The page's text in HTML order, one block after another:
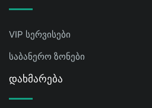
VIP სერვისები
საბანერო ზონები
Დახმარება